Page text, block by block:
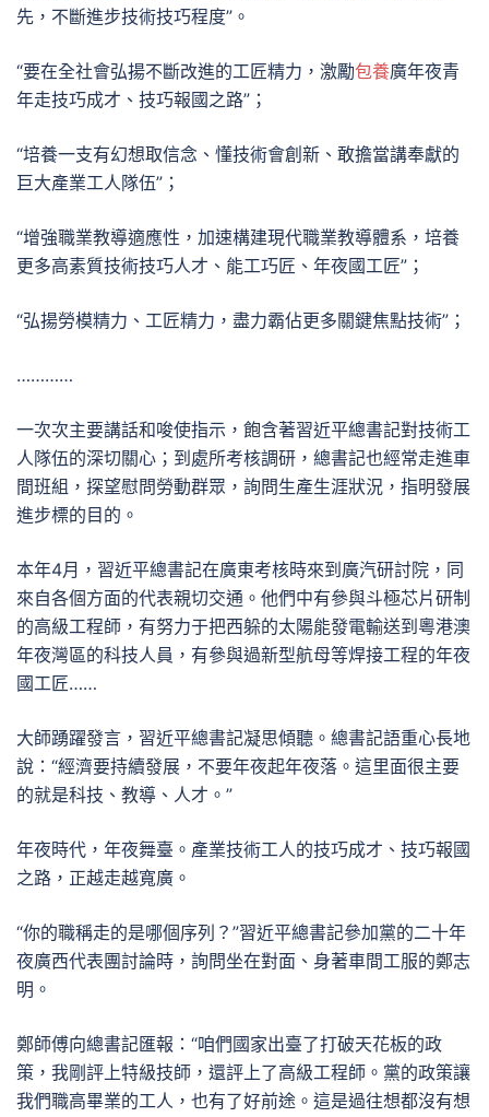
先，不斷進步技術技巧程度”。
“要在全社會弘揚不斷改進的工匠精力，激勵包養廣年夜青
年走技巧成才、技巧報國之路”；
“培養一支有幻想取信念、懂技術會創新、敢擔當講奉獻的
巨大產業工人隊伍”；
“增強職業教導適應性，加速構建現代職業教導體系，培養
更多高素質技術技巧人才、能工巧匠、年夜國工匠”；
“弘揚勞模精力、工匠精力，盡力霸佔更多關鍵焦點技術”；
…………
一次次主要講話和唆使指示，飽含著習近平總書記對技術工
人隊伍的深切關心；到處所考核調研，總書記也經常走進車
間班組，探望慰問勞動群眾，詢問生產生涯狀況，指明發展
進步標的目的。
本年4月，習近平總書記在廣東考核時來到廣汽研討院，同
來自各個方面的代表親切交通。他們中有參與斗極芯片研制
的高級工程師，有努力于把西躲的太陽能發電輸送到粵港澳
年夜灣區的科技人員，有參與過新型航母等焊接工程的年夜
國工匠……
大師踴躍發言，習近平總書記凝思傾聽。總書記語重心長地
說：“經濟要持續發展，不要年夜起年夜落。這里面很主要
的就是科技、教導、人才。”
年夜時代，年夜舞臺。產業技術工人的技巧成才、技巧報國
之路，正越走越寬廣。
“你的職稱走的是哪個序列？”習近平總書記參加黨的二十年
夜廣西代表團討論時，詢問坐在對面、身著車間工服的鄭志
明。
鄭師傅向總書記匯報：“咱們國家出臺了打破天花板的政
策，我剛評上特級技師，還評上了高級工程師。黨的政策讓
我們職高畢業的工人，也有了好前途。這是過往想都沒有想